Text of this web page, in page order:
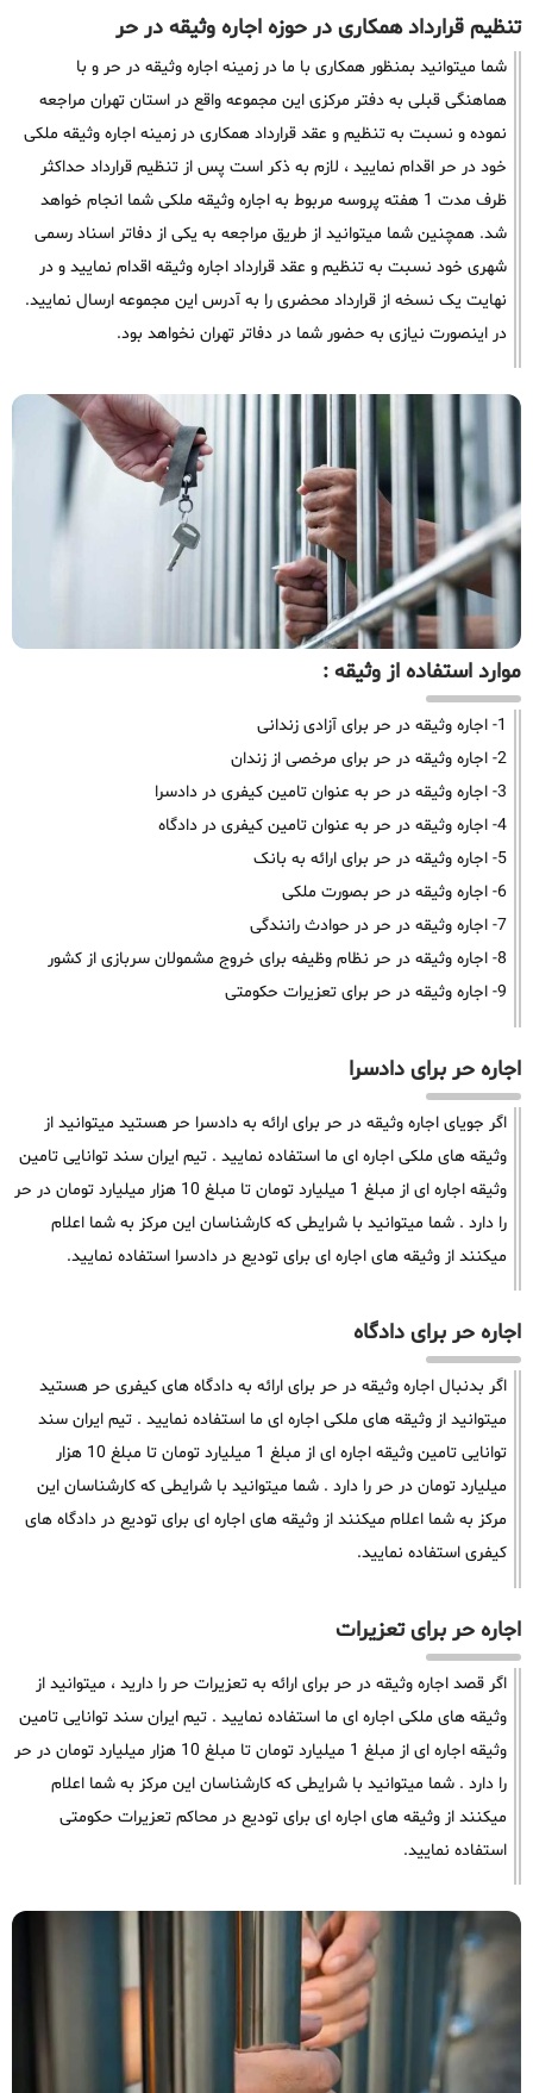
تنظیم قرارداد همکاری در حوزه اجاره وثیقه در حر
شما میتوانید بمنظور همکاری با ما در زمینه اجاره وثیقه در حر و با
هماهنگی قبلی به دفتر مرکزی این مجموعه واقع در استان تهران مراجعه
نموده و نسبت به تنظیم و عقد قرارداد همکاری در زمینه اجاره وثیقه ملکی
خود در حر اقدام نمایید ، لازم به ذکر است پس از تنظیم قرارداد حداکثر
ظرف مدت 1 هفته پروسه مربوط به اجاره وثیقه ملکی شما انجام خواهد
شد. همچنین شما میتوانید از طریق مراجعه به یکی از دفاتر اسناد رسمی
شهری خود نسبت به تنظیم و عقد قرارداد اجاره وثیقه اقدام نمایید و در
نهایت یک نسخه از قرارداد محضری را به آدرس این مجموعه ارسال نمایید.
در اینصورت نیازی به حضور شما در دفاتر تهران نخواهد بود.
موارد استفاده از وثیقه :
1- اجاره وثیقه در حر برای آزادی زندانی
2- اجاره وثیقه در حر برای مرخصی از زندان
3- اجاره وثیقه در حر به عنوان تامین کیفری در دادسرا
4- اجاره وثیقه در حر به عنوان تامین کیفری در دادگاه
5- اجاره وثیقه در حر برای ارائه به بانک
6- اجاره وثیقه در حر بصورت ملکی
7- اجاره وثیقه در حر در حوادث رانندگی
8- اجاره وثیقه در حر نظام وظیفه برای خروج مشمولان سربازی از کشور
9- اجاره وثیقه در حر برای تعزیرات حکومتی
اجاره حر برای دادسرا
اگر جویای اجاره وثیقه در حر برای ارائه به دادسرا حر هستید میتوانید از
وثیقه های ملکی اجاره ای ما استفاده نمایید . تیم ایران سند توانایی تامین
وثیقه اجاره ای از مبلغ 1 میلیارد تومان تا مبلغ 10 هزار میلیارد تومان در حر
را دارد . شما میتوانید با شرایطی که کارشناسان این مرکز به شما اعلام
میکنند از وثیقه های اجاره ای برای تودیع در دادسرا استفاده نمایید.
اجاره حر برای دادگاه
اگر بدنبال اجاره وثیقه در حر برای ارائه به دادگاه های کیفری حر هستید
میتوانید از وثیقه های ملکی اجاره ای ما استفاده نمایید . تیم ایران سند
توانایی تامین وثیقه اجاره ای از مبلغ 1 میلیارد تومان تا مبلغ 10 هزار
میلیارد تومان در حر را دارد . شما میتوانید با شرایطی که کارشناسان این
مرکز به شما اعلام میکنند از وثیقه های اجاره ای برای تودیع در دادگاه های
کیفری استفاده نمایید.
اجاره حر برای تعزیرات
اگر قصد اجاره وثیقه در حر برای ارائه به تعزیرات حر را دارید ، میتوانید از
وثیقه های ملکی اجاره ای ما استفاده نمایید . تیم ایران سند توانایی تامین
وثیقه اجاره ای از مبلغ 1 میلیارد تومان تا مبلغ 10 هزار میلیارد تومان در حر
را دارد . شما میتوانید با شرایطی که کارشناسان این مرکز به شما اعلام
میکنند از وثیقه های اجاره ای برای تودیع در محاکم تعزیرات حکومتی
استفاده نمایید.